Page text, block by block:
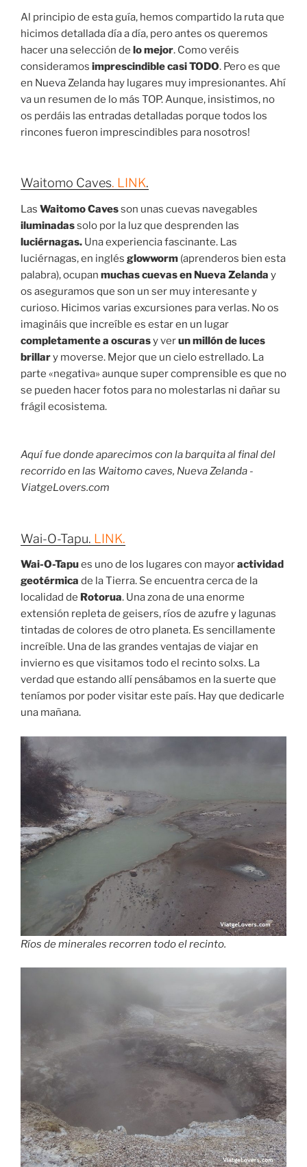
Al principio de esta guía, hemos compartido la ruta que
hicimos detallada día a día, pero antes os queremos
hacer una selección de lo mejor. Como veréis
consideramos imprescindible casi TODO. Pero es que
en Nueva Zelanda hay lugares muy impresionantes. Ahí
va un resumen de lo más TOP. Aunque, insistimos, no
os perdáis las entradas detalladas porque todos los
rincones fueron imprescindibles para nosotros!
Waitomo Caves. LINK.
Las Waitomo Cavesson unas cuevas navegables
iluminadassolo por la luz que desprenden las
luciérnagas. Una experiencia fascinante. Las
luciérnagas, en inglés glowworm (aprenderos bien esta
palabra), ocupan muchas cuevas en Nueva Zelanda y
os aseguramos que son un ser muy interesante y
curioso. Hicimos varias excursiones para verlas. No os
imagináis que increíble es estar en un lugar
completamente a oscurasy verun millón de luces
brillary moverse. Mejor que un cielo estrellado. La
parte «negativa» aunque super comprensible es que no
se pueden hacer fotos para no molestarlas ni dañar su
frágil ecosistema.
Aquí fue donde aparecimos con la barquita al final del
recorrido en las Waitomo caves, Nueva Zelanda -
ViatgeLovers.com
Wai-O-Tapu. LINK.
Wai-O-Tapues uno de los lugares con mayoractividad
geotérmica de la Tierra. Se encuentra cerca de la
localidad de Rotorua. Una zona de una enorme
extensión repleta de geisers, ríos de azufre y lagunas
tintadas de colores de otro planeta. Es sencillamente
increíble. Una de las grandes ventajas de viajar en
invierno es que visitamos todo el recinto solxs. La
verdad que estando allí pensábamos en la suerte que
teníamos por poder visitar este país. Hay que dedicarle
una mañana.
Ríos de minerales recorren todo el recinto.